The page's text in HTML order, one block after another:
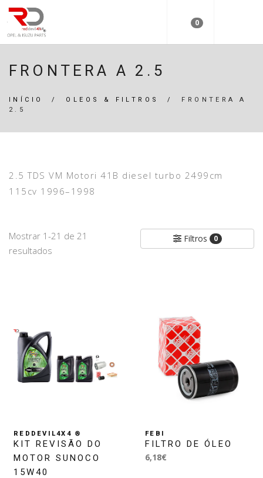
0
FRONTERA A 2.5
INÍCIO / OLEOS & FILTROS / FRONTERA A
2.5
2.5 TDS VM Motori 41B diesel turbo 2499cm
115cv 1996–1998
Mostrar 1-21 de 21
resultados
Filtros 0
REDDEVIL4X4 ®
KIT REVISÃO DO
MOTOR SUNOCO
15W40
FEBI
FILTRO DE ÓLEO
6,18€